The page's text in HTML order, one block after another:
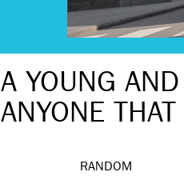
A YOUNG AND
ANYONE THAT
RANDOM